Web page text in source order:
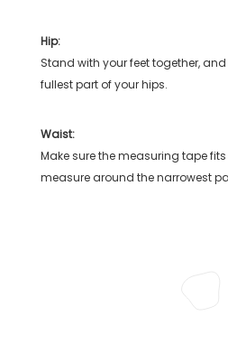
Hip:
Stand with your feet together,
fullest part of your hips.
Waist:
Make sure the measuring tape
measure around the narrowest